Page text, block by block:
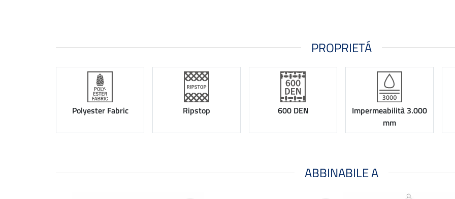
PROPRIETÁ
Polyester Fabric Ripstop 600 DEN
Impermeabilità 3.000
mm
ABBINABILE A